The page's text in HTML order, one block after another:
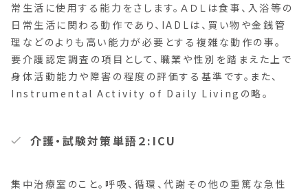
常生活に使用する能力をさします。ＡＤＬは食事、入浴等の
日常生活に関わる動作であり、IADLは、買い物や金銭管
理などのよりも高い能力が必要とする複雑な動作の事。
要介護認定調査の項目として、職業や性別を踏まえた上で
身体活動能力や障害の程度の評価する基準です。また、
Instrumental Activity of Daily Livingの略。
介護・試験対策単語２:ICU
集中治療室のこと。呼吸、循環、代謝その他の重篤な急性